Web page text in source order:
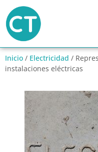
Inicio / Electricidad /
instalaciones eléctricas